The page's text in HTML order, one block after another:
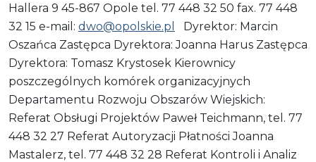
Hallera 9 45-867 Opole tel. 77 448 32 50 fax. 77 448
32 15 e-mail: dwo@opolskie.pl
Dyrektor: Marcin
Oszańca Zastępca Dyrektora: Joanna Harus Zastępca
Dyrektora: Tomasz Krystosek Kierownicy
poszczególnych komórek organizacyjnych
Departamentu Rozwoju Obszarów Wiejskich:
Referat Obsługi Projektów Paweł Teichmann, tel. 77
448 32 27 Referat Autoryzacji Płatności Joanna
Mastalerz, tel. 77 448 32 28 Referat Kontroli i Analiz